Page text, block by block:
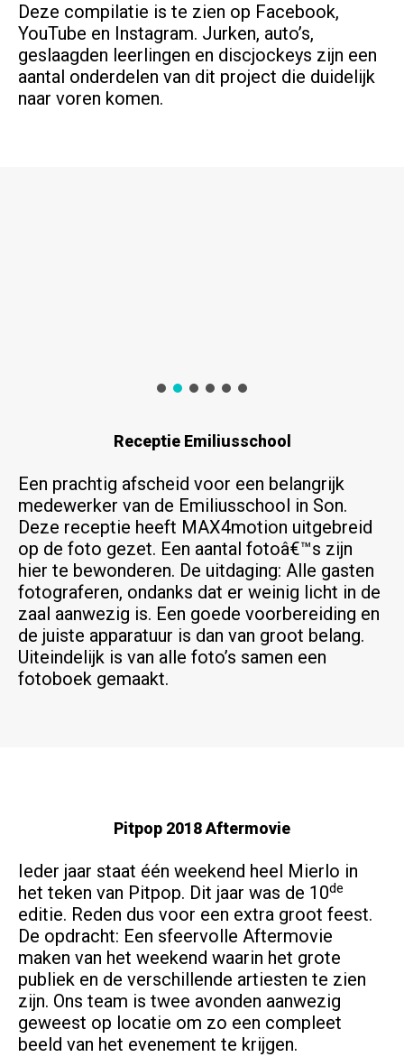
Deze compilatie is te zien op Facebook,
YouTube en Instagram. Jurken, auto’s,
geslaagden leerlingen en discjockeys zijn een
aantal onderdelen van dit project die duidelijk
naar voren komen.
Receptie Emiliusschool
Een prachtig afscheid voor een belangrijk
medewerker van de Emiliusschool in Son.
Deze receptie heeft MAX4motion uitgebreid
op de foto gezet. Een aantal fotoâ€™s zijn
hier te bewonderen. De uitdaging: Alle gasten
fotograferen, ondanks dat er weinig licht in de
zaal aanwezig is. Een goede voorbereiding en
de juiste apparatuur is dan van groot belang.
Uiteindelijk is van alle foto’s samen een
fotoboek gemaakt.
Pitpop 2018 Aftermovie
Ieder jaar staat één weekend heel Mierlo in
het teken van Pitpop. Dit jaar was de 10de
editie. Reden dus voor een extra groot feest.
De opdracht: Een sfeervolle Aftermovie
maken van het weekend waarin het grote
publiek en de verschillende artiesten te zien
zijn. Ons team is twee avonden aanwezig
geweest op locatie om zo een compleet
beeld van het evenement te krijgen.